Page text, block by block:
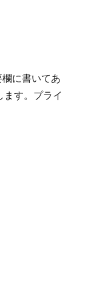
に書いてあ
す。プライ